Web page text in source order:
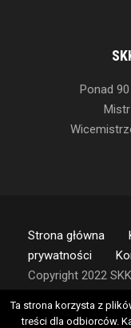
Ponad
Strona główna
prywatności
Copyright 2022
Ta strona korzysta z
treści dla odbiorców.